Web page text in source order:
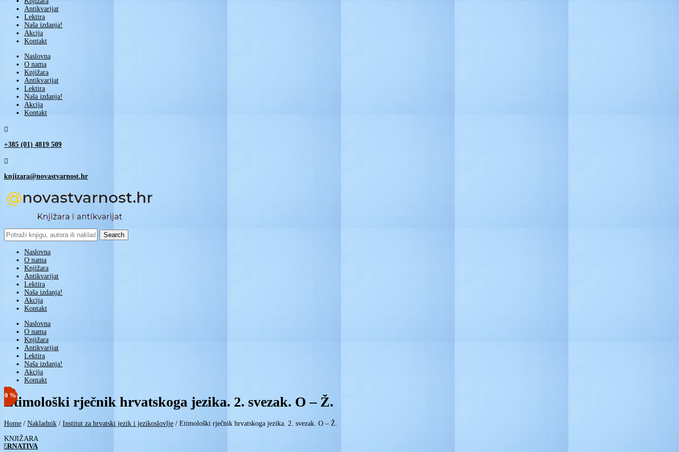
Antikvarijat
Lektira
Naša izdanja!
Akcija
Kontakt
Naslovna
O nama
Knjižara
Antikvarijat
Lektira
Naša izdanja!
Akcija
Kontakt

+385 (01) 4819 509

knjizara@novastvarnost.hr
Search
for:
Naslovna
O nama
Knjižara
Antikvarijat
Lektira
Naša izdanja!
Akcija
Kontakt
Naslovna
O nama
Knjižara
Antikvarijat
Lektira
Naša izdanja!
Akcija
Kontakt
Etimološki rječnik hrvatskoga jezika. 2. svezak. O – Ž.
Home / Nakladnik / Institut za hrvatski jezik i jezikoslovlje / Etimološki rječnik hrvatskoga jezika. 2. svezak. O – Ž.
KNJIŽARA
10 %
10 %